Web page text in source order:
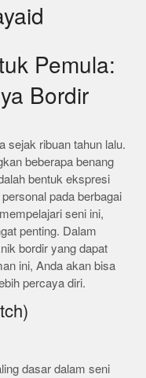
Pemula:
Bordir
sejak ribuan tahun lalu.
beberapa benang
bentuk ekspresi
pada berbagai
seni ini,
penting. Dalam
bordir yang dapat
ini, Anda akan bisa
percaya diri.
dasar dalam seni